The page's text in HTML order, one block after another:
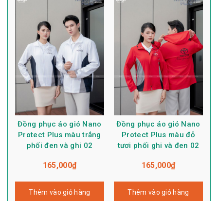
Đồng phục áo gió Nano
Protect Plus màu trắng
phối đen và ghi 02
165,000₫
Thêm vào giỏ hàng
Đồng phục áo gió Nano
Protect Plus màu đỏ
tươi phối ghi và đen 02
165,000₫
Thêm vào giỏ hàng